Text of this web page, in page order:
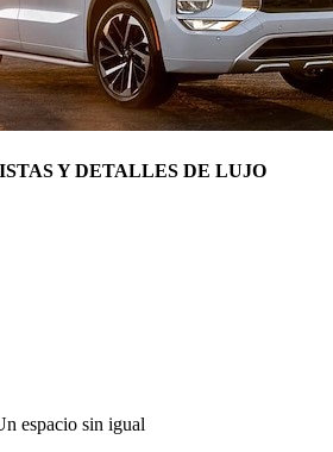
Y DETALLES DE LUJO
espacio sin igual